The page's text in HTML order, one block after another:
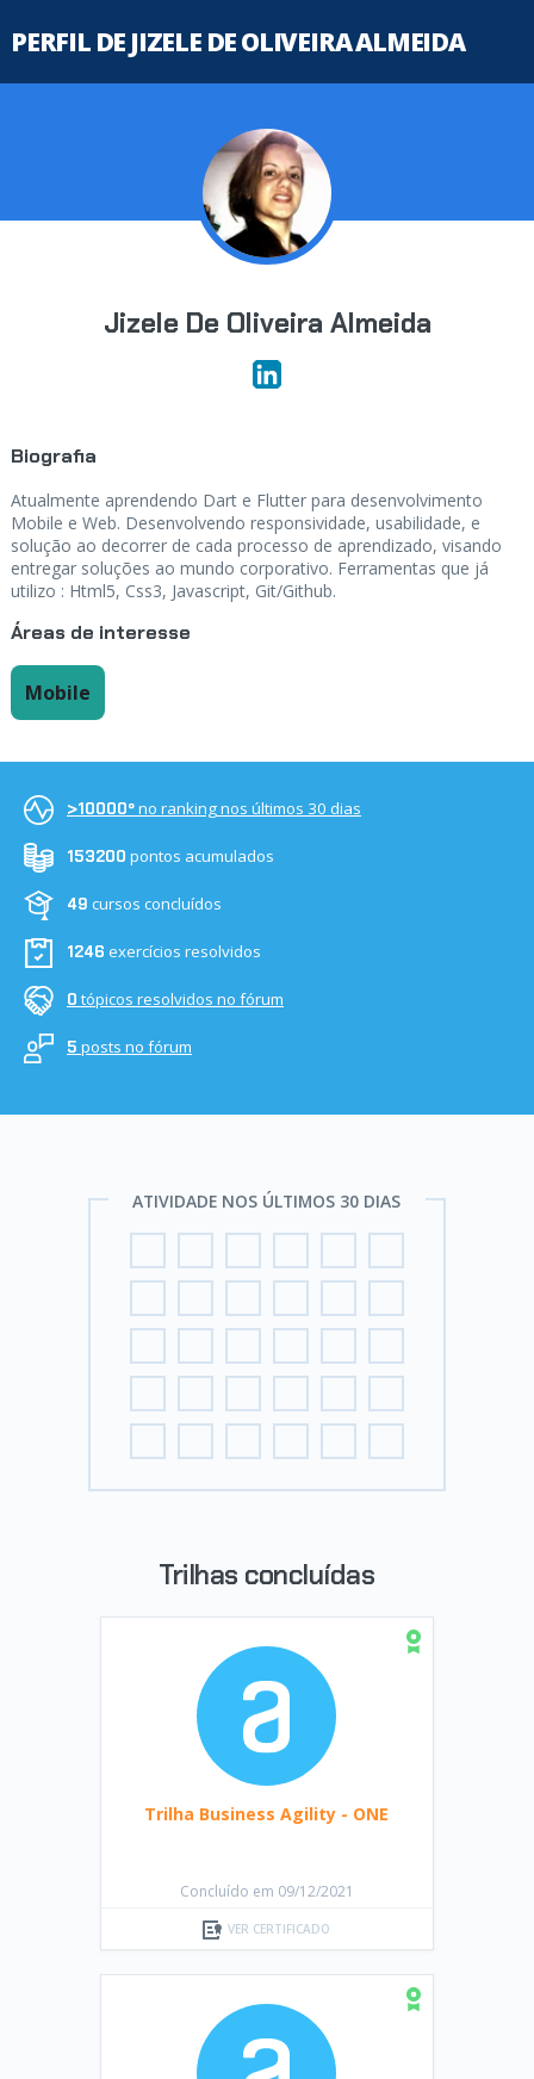
PERFIL DE JIZELE DE OLIVEIRA ALMEIDA
Jizele De Oliveira Almeida
Biografia
Atualmente aprendendo Dart e Flutter para desenvolvimento
Mobile e Web. Desenvolvendo responsividade, usabilidade, e
solução ao decorrer de cada processo de aprendizado, visando
entregar soluções ao mundo corporativo. Ferramentas que já
utilizo : Html5, Css3, Javascript, Git/Github.
Áreas de interesse
Mobile
>10000ºno ranking nos últimos 30 dias
153200 pontos acumulados
49 cursos concluídos
1246 exercícios resolvidos
0 tópicos resolvidos no fórum
5 posts no fórum
ATIVIDADE NOS ÚLTIMOS 30 DIAS
Trilhas concluídas
Trilha Business Agility - ONE
Concluído em 09/12/2021
VER CERTIFICADO